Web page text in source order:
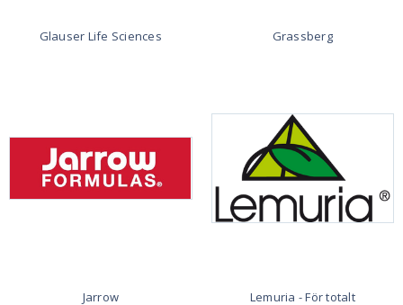
Glauser Life Sciences Grassberg
Jarrow
Lemuria - För totalt